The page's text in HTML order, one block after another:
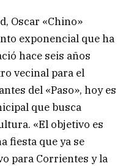
Oscar «Chino»
exponencial que ha
hace seis años
vecinal para el
del «Paso», hoy es
que busca
«El objetivo es
fiesta que ya se
para Corrientes y la